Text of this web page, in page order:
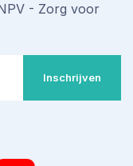
- Zorg voor
Inschrijven